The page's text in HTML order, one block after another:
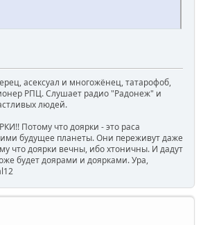
асексуал и многожёнец, татарофоб,
РПЦ. Слушает радио "Радонеж" и
людей.
Потому что доярки - это раса
будущее планеты. Они переживут даже
что доярки вечны, ибо хтоничны. И дадут
будет доярами и доярками. Ура,